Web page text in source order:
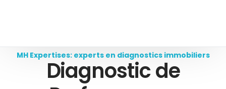
MH Expertises: experts en diagnostics immobiliers
Diagnostic de